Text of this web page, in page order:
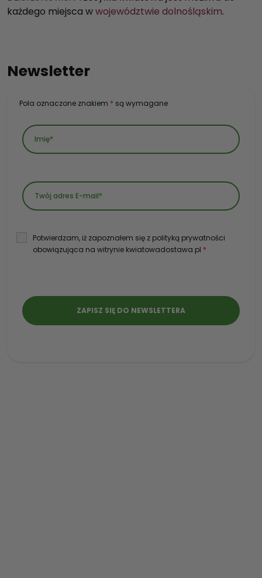
każdego miejsca wwojewództwie dolnośląskim.
Newsletter
Pola oznaczone znakiem * są wymagane
Potwierdzam, iż zapoznałem się z polityką prywatności
obowiązująca na witrynie kwiatowadostawa.pl *